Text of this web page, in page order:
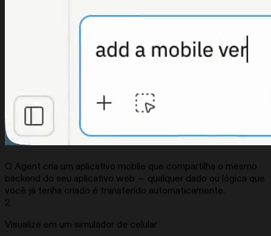
O Agent cria um aplicativo mobile que compartilha o mesmo
backend do seu aplicativo web — qualquer dado ou lógica que
você já tenha criado é transferido automaticamente.
2
Visualize em um simulador de celular